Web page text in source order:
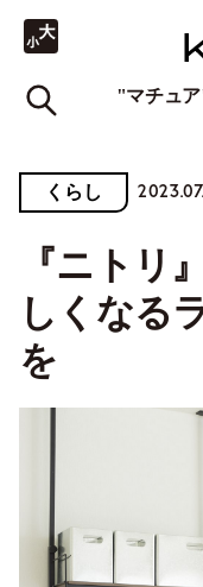
"マチュア
くらし
『ニトリ
しくなる
を